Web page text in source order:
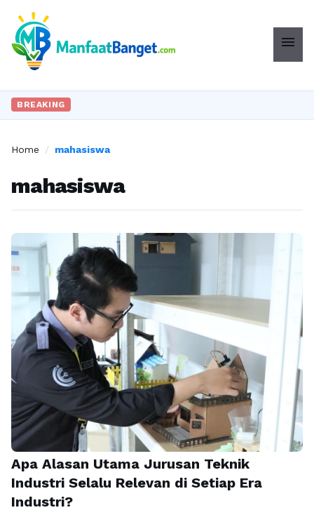
menu
BREAKING
Home / mahasiswa
mahasiswa
Apa Alasan Utama Jurusan Teknik
Industri Selalu Relevan di Setiap Era
Industri?